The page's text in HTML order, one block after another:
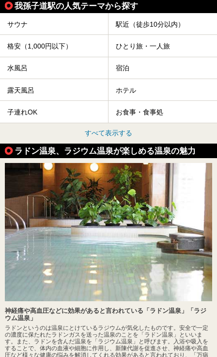
我孫子道駅の人気テーマから探す
サウナ 駅近（徒歩10分以内）
格安（1,000円以下） ひとり旅・一人旅
水風呂 宿泊
露天風呂 ホテル
子連れOK お食事・食事処
すべて表示する
ラドン温泉、ラジウム温泉が楽しめる温泉の魅力
神経痛や高血圧などに効果があると言われている「ラドン温泉」「ラジ
ウム温泉」
ラドンというのは温泉にとけているラジウムが気化したものです。安全で一定
の濃度に保たれたラドンガスを送った温泉のことを「ラドン温泉」といいま
す。また、ラドンを含んだ温泉を「ラジウム温泉」と呼びます。入浴や吸入を
することで、体内の血液や細胞に作用し、新陳代謝を促進させ、神経痛や高血
圧など様々な健康の悩みを解消してくれる効果があると言われており、「万病